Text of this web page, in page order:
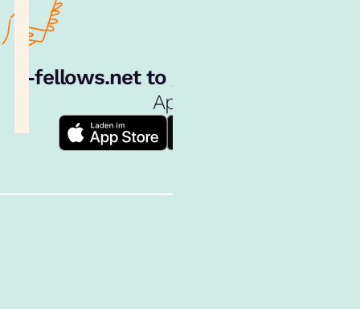
e‑fellows.net to go:
App!